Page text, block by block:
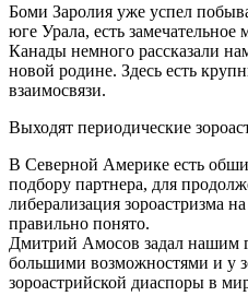
Боми Заролия уже успел
юге Урала, есть
Канады немного рассказали
новой родине. Здесь есть
взаимосвязи.
Выходят периодические
В Северной Америке есть
подбору партнера, для
либерализация зороастризма
правильно понято.
Дмитрий Амосов задал нашим
большими возможностями и у
зороастрийской диаспоры в